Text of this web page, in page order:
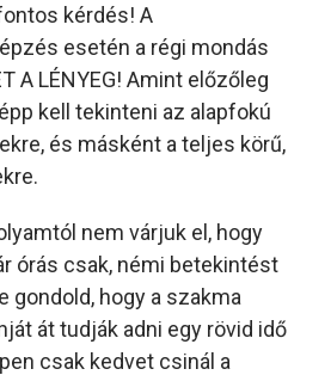
kérdés! A
esetén a régi mondás
A LÉNYEG! Amint előzőleg
kell tekinteni az alapfokú
és másként a teljes körű,
nem várjuk el, hogy
órás csak, némi betekintést
gondold, hogy a szakma
át tudják adni egy rövid idő
csak kedvet csinál a